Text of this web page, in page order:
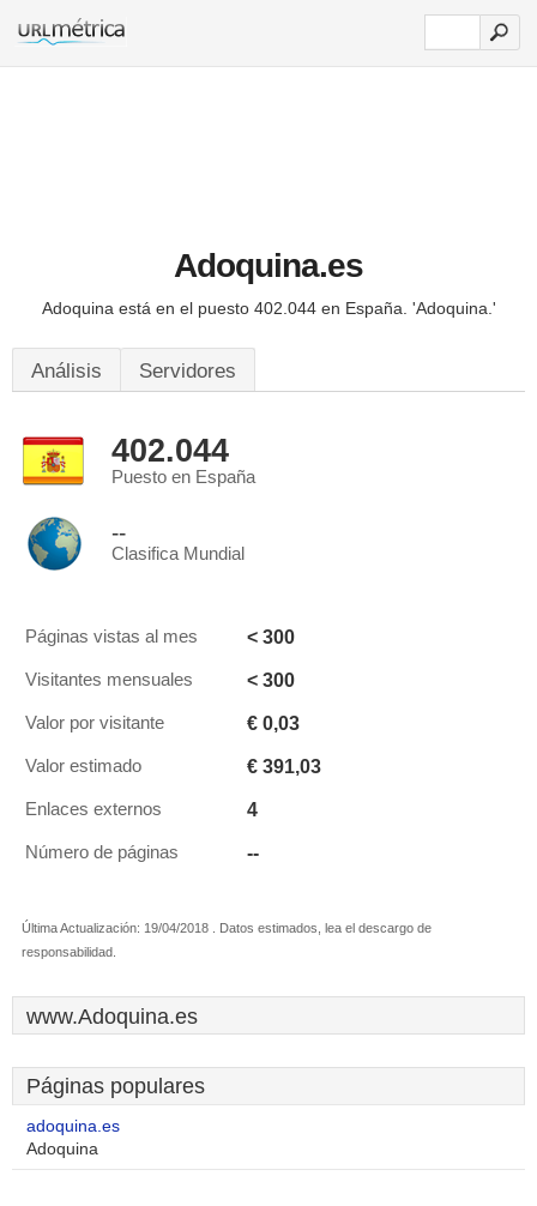
Adoquina.es
Adoquina está en el puesto 402.044 en España. 'Adoquina.'
Análisis Servidores
402.044
Puesto en España
--
Clasifica Mundial
Páginas vistas al mes < 300
Visitantes mensuales < 300
Valor por visitante € 0,03
Valor estimado € 391,03
Enlaces externos 4
Número de páginas --
Última Actualización: 19/04/2018 . Datos estimados, lea el descargo de
responsabilidad.
www.Adoquina.es
Páginas populares
adoquina.es
Adoquina